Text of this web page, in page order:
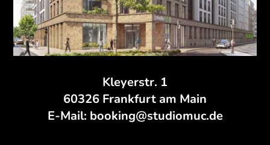
Kleyerstr. 1
60326 Frankfurt am Main
E-Mail: booking@studiomuc.de